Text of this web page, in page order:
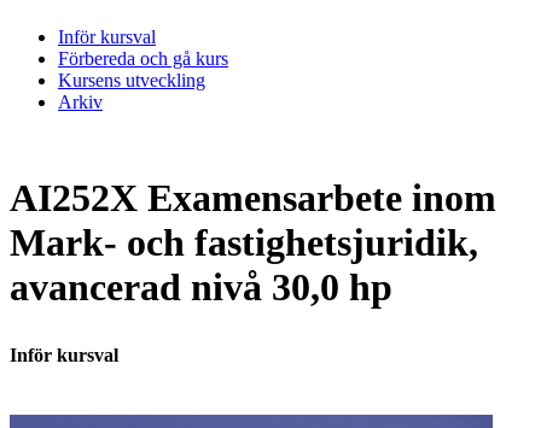
Inför kursval
Förbereda och gå kurs
Kursens utveckling
Arkiv
AI252X Examensarbete inom
Mark- och fastighetsjuridik,
avancerad nivå 30,0 hp
Inför kursval